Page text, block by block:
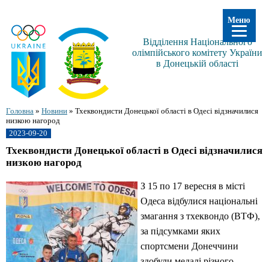
Відділення Національного
олімпійського комітету України
в Донецькій області
Головна » Новини » Тхеквондисти Донецької області в Одесі відзначилися
низкою нагород
2023-09-20
Тхеквондисти Донецької області в Одесі відзначилися
низкою нагород
З 15 по 17 вересня в місті
Одеса відбулися національні
змагання з тхеквондо (ВТФ),
за підсумками яких
спортсмени Донеччини
Меню